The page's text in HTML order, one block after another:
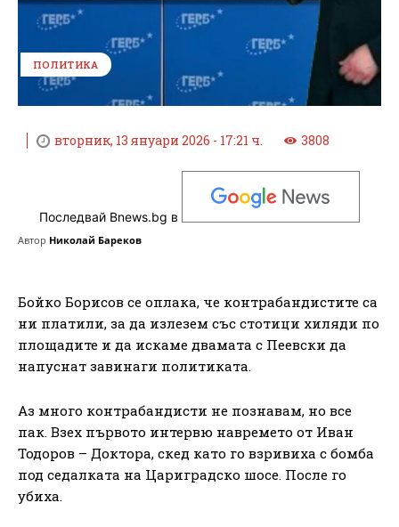
ПОЛИТИКА
вторник, 13 януари 2026 - 17:21 ч. 3808
Последвай Bnews.bg в
Автор Николай Бареков
Бойко Борисов се оплака, че контрабандистите са
ни платили, за да излезем със стотици хиляди по
площадите и да искаме двамата с Пеевски да
напуснат завинаги политиката.
Аз много контрабандисти не познавам, но все
пак. Взех първото интервю навремето от Иван
Тодоров – Доктора, скед като го взривиха с бомба
под седалката на Цариградско шосе. После го
убиха.